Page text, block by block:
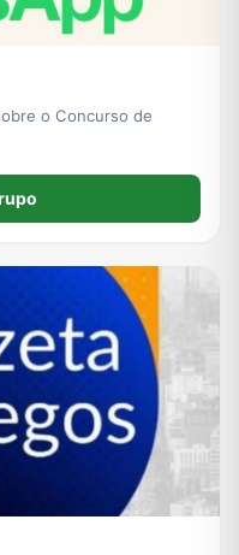
o Concurso de